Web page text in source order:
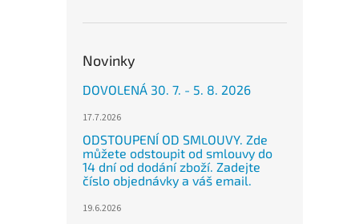
Novinky
DOVOLENÁ 30. 7. - 5. 8. 2026
17.7.2026
ODSTOUPENÍ OD SMLOUVY. Zde
můžete odstoupit od smlouvy do
14 dní od dodání zboží. Zadejte
číslo objednávky a váš email.
19.6.2026